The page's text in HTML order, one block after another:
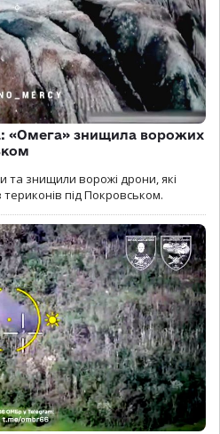
«Омега» знищила ворожих
та знищили ворожі дрони, які
під Покровськом.